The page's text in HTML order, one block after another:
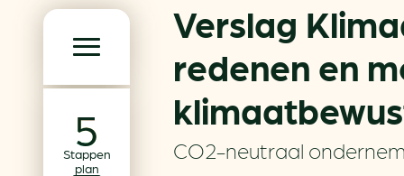
Stappen
plan
Klimaatplein
Hoofd­navigatie
Over ons
Partners
Verslag
redenen en
CO2-neutraal